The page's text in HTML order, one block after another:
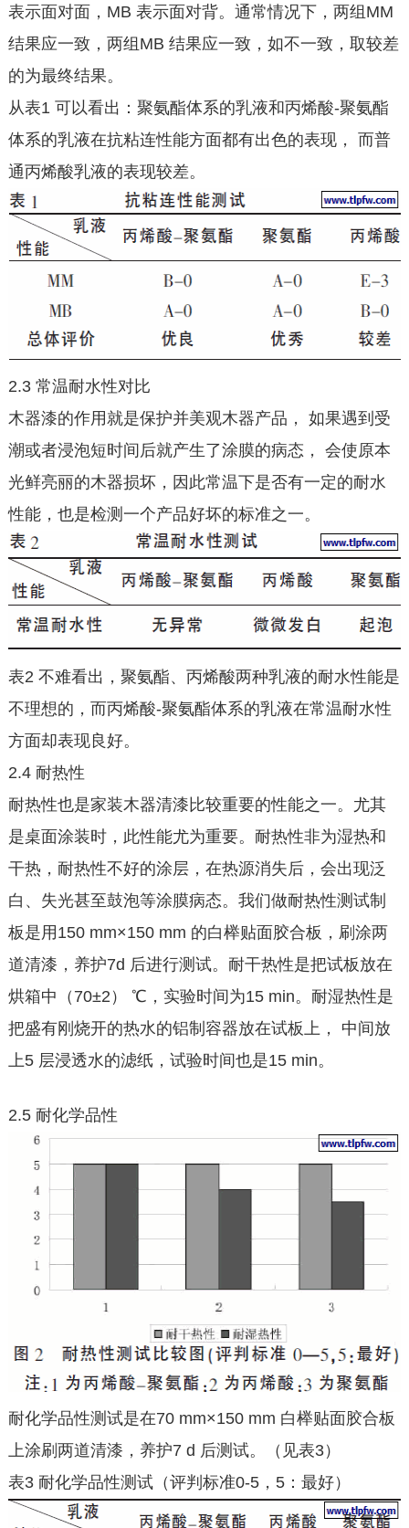
表示面对面，MB 表示面对背。通常情况下，两组MM
结果应一致，两组MB 结果应一致，如不一致，取较差
的为最终结果。
从表1 可以看出：聚氨酯体系的乳液和丙烯酸-聚氨酯
体系的乳液在抗粘连性能方面都有出色的表现， 而普
通丙烯酸乳液的表现较差。
2.3 常温耐水性对比
木器漆的作用就是保护并美观木器产品， 如果遇到受
潮或者浸泡短时间后就产生了涂膜的病态， 会使原本
光鲜亮丽的木器损坏，因此常温下是否有一定的耐水
性能，也是检测一个产品好坏的标准之一。
表2 不难看出，聚氨酯、丙烯酸两种乳液的耐水性能是
不理想的，而丙烯酸-聚氨酯体系的乳液在常温耐水性
方面却表现良好。
2.4 耐热性
耐热性也是家装木器清漆比较重要的性能之一。尤其
是桌面涂装时，此性能尤为重要。耐热性非为湿热和
干热，耐热性不好的涂层，在热源消失后，会出现泛
白、失光甚至鼓泡等涂膜病态。我们做耐热性测试制
板是用150 mm×150 mm 的白榉贴面胶合板，刷涂两
道清漆，养护7d 后进行测试。耐干热性是把试板放在
烘箱中（70±2） ℃，实验时间为15 min。耐湿热性是
把盛有刚烧开的热水的铝制容器放在试板上， 中间放
上5 层浸透水的滤纸，试验时间也是15 min。
2.5 耐化学品性
耐化学品性测试是在70 mm×150 mm 白榉贴面胶合板
上涂刷两道清漆，养护7 d 后测试。（见表3）
表3 耐化学品性测试（评判标准0-5，5：最好）